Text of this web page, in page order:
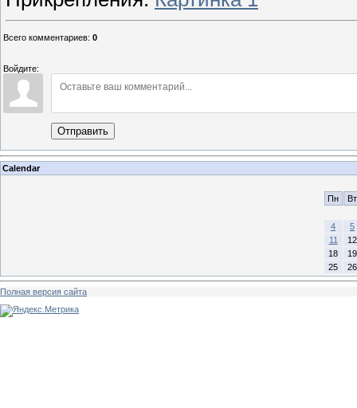
Всего комментариев: 0
Войдите:
Отправить
Calendar
Пн Вт
4
5
11
12
18
19
25
26
Полная версия сайта